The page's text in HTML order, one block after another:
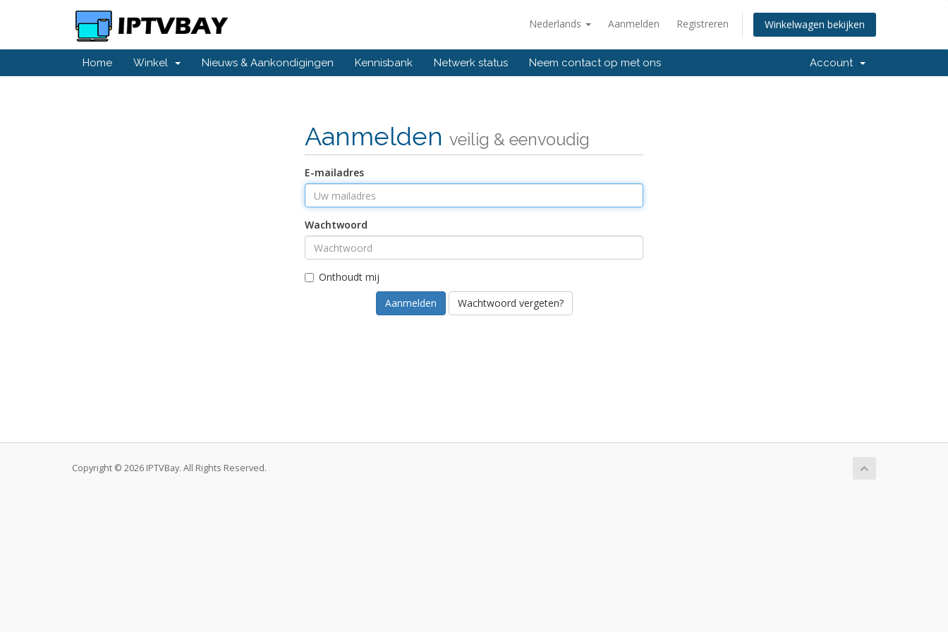
Nederlands Aanmelden Registreren Winkelwagen bekijken
Home Winkel Nieuws & Aankondigingen Kennisbank Netwerk status Neem contact op met ons Account
Aanmelden veilig & eenvoudig
E-mailadres
Wachtwoord
Onthoudt mij
Wachtwoord vergeten?
Copyright © 2026 IPTVBay. All Rights Reserved.